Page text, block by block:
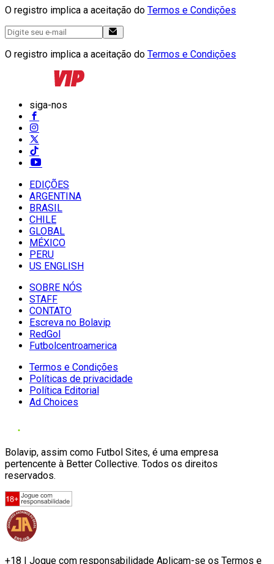
O registro implica a aceitação do Termos e Condições
O registro implica a aceitação do Termos e Condições
siga-nos
EDIÇÕES
ARGENTINA
BRASIL
CHILE
GLOBAL
MÉXICO
PERU
US ENGLISH
SOBRE NÓS
STAFF
CONTATO
Escreva no Bolavip
RedGol
Futbolcentroamerica
Termos e Condições
Políticas de privacidade
Política Editorial
Ad Choices
Bolavip, assim como Futbol Sites, é uma empresa
pertencente à Better Collective. Todos os direitos
reservados.
+18 | Jogue com responsabilidade Aplicam-se os Termos e